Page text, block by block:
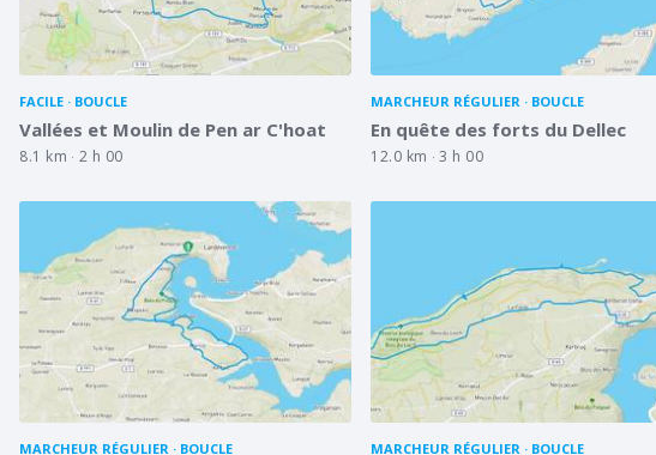
FACILE BOUCLE
Vallées et Moulin de Pen ar C'hoat
8.1 km 2 h 00
MARCHEUR RÉGULIER BOUCLE
En quête des forts du Dellec
12.0 km 3 h 00
MARCHEUR RÉGULIER BOUCLE MARCHEUR RÉGULIER BOUCLE